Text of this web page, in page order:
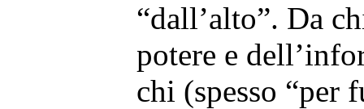
“dall’alto”. Da
potere e
chi (spesso